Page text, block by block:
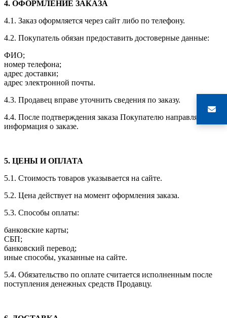
4. ОФОРМЛЕНИЕ ЗАКАЗА
4.1. Заказ оформляется через сайт либо по телефону.
4.2. Покупатель обязан предоставить достоверные данные:
ФИО;
номер телефона;
адрес доставки;
адрес электронной почты.
4.3. Продавец вправе уточнить сведения по заказу.
4.4. После подтверждения заказа Покупателю направляется
информация о заказе.
5. ЦЕНЫ И ОПЛАТА
5.1. Стоимость товаров указывается на сайте.
5.2. Цена действует на момент оформления заказа.
5.3. Способы оплаты:
банковские карты;
СБП;
банковский перевод;
иные способы, указанные на сайте.
5.4. Обязательство по оплате считается исполненным после
поступления денежных средств Продавцу.